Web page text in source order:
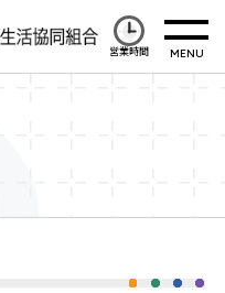
営業時間